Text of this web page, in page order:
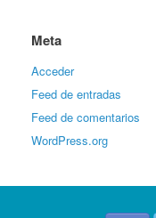
Meta
Acceder
Feed de entradas
Feed de comentarios
WordPress.org